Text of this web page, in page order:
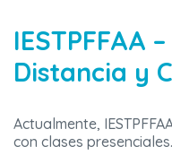
IESTPFFAA
Distancia y
Actualmente,
con clases presenciales.